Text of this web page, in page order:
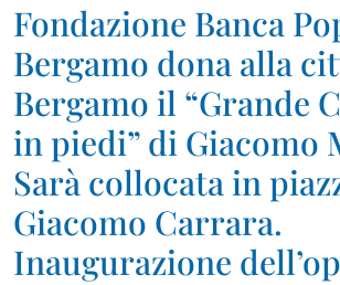
Fondazione Banca
Bergamo dona alla
Bergamo il “Grande
in piedi” di Giacomo
Sarà collocata in
Giacomo Carrara.
Inaugurazione